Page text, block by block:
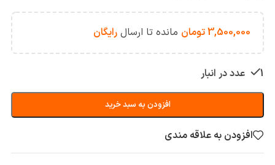
3,500,000تومان مانده تا ارسال رایگان
1 عدد در انبار
افزودن به سبد خرید
افزودن به علاقه مندی